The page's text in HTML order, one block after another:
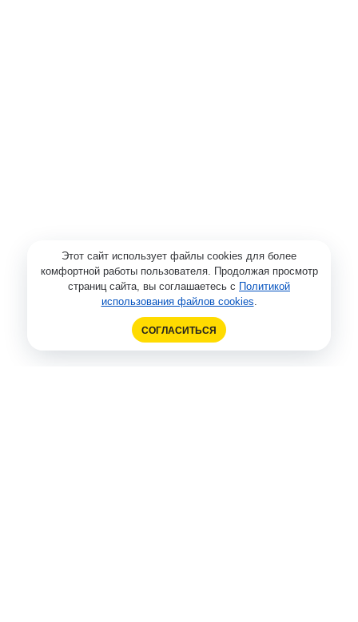
Этот сайт использует файлы cookies для более
комфортной работы пользователя. Продолжая просмотр
страниц сайта, вы соглашаетесь с Политикой
использования файлов cookies.
СОГЛАСИТЬСЯ